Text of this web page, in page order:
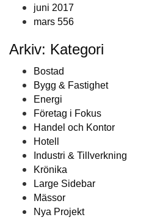
juni 2017
mars 556
Arkiv: Kategori
Bostad
Bygg & Fastighet
Energi
Företag i Fokus
Handel och Kontor
Hotell
Industri & Tillverkning
Krönika
Large Sidebar
Mässor
Nya Projekt